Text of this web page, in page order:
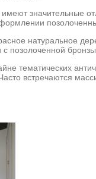
значительные
натуральное
позолоченной
тематических
встречаются